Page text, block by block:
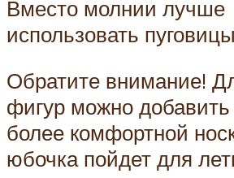
Вместо молнии лучше
использовать
Обратите внимание!
фигур можно добавить
более комфортной
юбочка пойдет для